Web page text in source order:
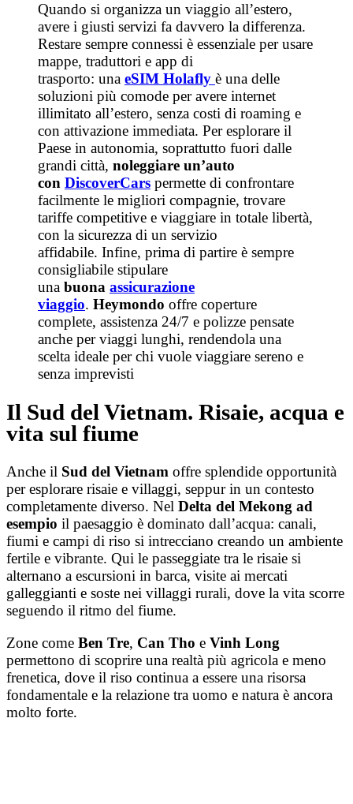
Quando si organizza un viaggio all’estero,
avere i giusti servizi fa davvero la differenza.
Restare sempre connessi è essenziale per usare
mappe, traduttori e app di
trasporto: una eSIM Holafly è una delle
soluzioni più comode per avere internet
illimitato all’estero, senza costi di roaming e
con attivazione immediata. Per esplorare il
Paese in autonomia, soprattutto fuori dalle
grandi città, noleggiare un’auto
con DiscoverCars permette di confrontare
facilmente le migliori compagnie, trovare
tariffe competitive e viaggiare in totale libertà,
con la sicurezza di un servizio
affidabile. Infine, prima di partire è sempre
consigliabile stipulare
una buona assicurazione
viaggio. Heymondo offre coperture
complete, assistenza 24/7 e polizze pensate
anche per viaggi lunghi, rendendola una
scelta ideale per chi vuole viaggiare sereno e
senza imprevisti
Il Sud del Vietnam. Risaie, acqua e
vita sul fiume
Anche il Sud del Vietnam offre splendide opportunità
per esplorare risaie e villaggi, seppur in un contesto
completamente diverso. Nel Delta del Mekong ad
esempio il paesaggio è dominato dall’acqua: canali,
fiumi e campi di riso si intrecciano creando un ambiente
fertile e vibrante. Qui le passeggiate tra le risaie si
alternano a escursioni in barca, visite ai mercati
galleggianti e soste nei villaggi rurali, dove la vita scorre
seguendo il ritmo del fiume.
Zone come Ben Tre, Can Tho e Vinh Long
permettono di scoprire una realtà più agricola e meno
frenetica, dove il riso continua a essere una risorsa
fondamentale e la relazione tra uomo e natura è ancora
molto forte.